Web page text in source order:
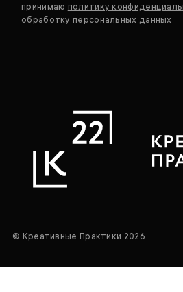
принимаю политику
обработку персональных данных
© Креативные Практики 2026